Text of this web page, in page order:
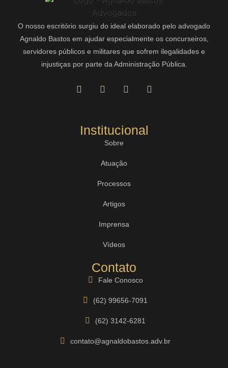
O nosso escritório surgiu do ideal elaborado pelo advogado
Agnaldo Bastos em ajudar especialmente os concurseiros,
servidores públicos e militares que sofrem ilegalidades e
injustiças por parte da Administração Pública.
Institucional
Sobre
Atuação
Processos
Artigos
Imprensa
Vídeos
Contato
Fale Conosco
(62) 99656-7091
(62) 3142-6281
contato@agnaldobastos.adv.br